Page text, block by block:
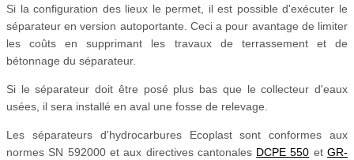
Si la configuration des lieux le permet, il est possible d'exécuter le
séparateur en version autoportante. Ceci a pour avantage de limiter
les coûts en supprimant les travaux de terrassement et de
bétonnage du séparateur.
Si le séparateur doit être posé plus bas que le collecteur d'eaux
usées, il sera installé en aval une fosse de relevage.
Les séparateurs d'hydrocarbures Ecoplast sont conformes aux
normes SN 592000 et aux directives cantonales DCPE 550 etGR-